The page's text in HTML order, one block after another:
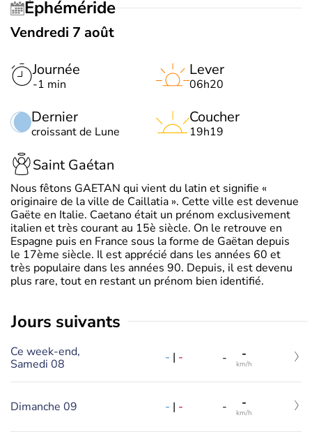
Éphéméride
Vendredi 7 août
Journée
-1 min
Dernier
croissant de Lune
Lever
06h20
Coucher
19h19
Saint Gaétan
Nous fêtons GAETAN qui vient du latin et signifie «
originaire de la ville de Caillatia ». Cette ville est devenue
Gaëte en Italie. Caetano était un prénom exclusivement
italien et très courant au 15è siècle. On le retrouve en
Espagne puis en France sous la forme de Gaëtan depuis
le 17ème siècle. Il est apprécié dans les années 60 et
très populaire dans les années 90. Depuis, il est devenu
plus rare, tout en restant un prénom bien identifié.
jours suivants
Ce week-end,
Samedi 08
- | - - -
km/h
Dimanche 09 - | - - -
km/h